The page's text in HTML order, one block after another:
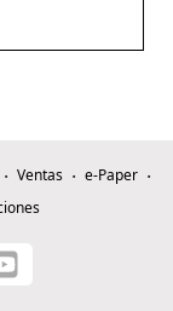
Ventas
e-Paper